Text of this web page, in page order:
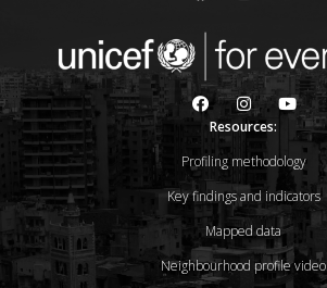
Resources:
Profiling methodology
Key findings and indicators
Mapped data
Neighbourhood profile video